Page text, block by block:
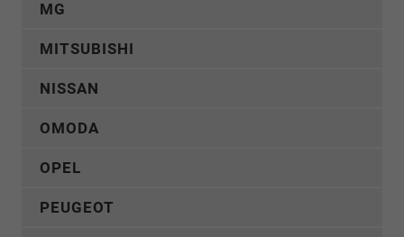
MG
MITSUBISHI
NISSAN
OMODA
OPEL
PEUGEOT